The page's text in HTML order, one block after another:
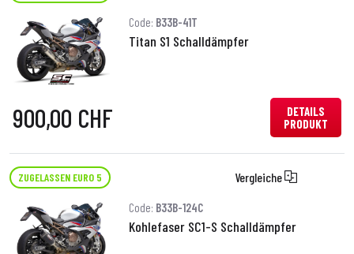
Code: B33B-41T
Titan S1 Schalldämpfer
900,00 CHF
DETAILS
PRODUKT
ZUGELASSEN EURO 5 Vergleiche
Code: B33B-124C
Kohlefaser SC1-S Schalldämpfer